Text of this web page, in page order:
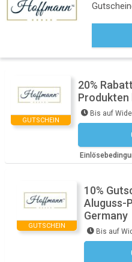
GUTSCHEIN
20%
Produkten
Bis auf
GUTSCHEIN
10%
Aluguss-
Germany
Bis auf